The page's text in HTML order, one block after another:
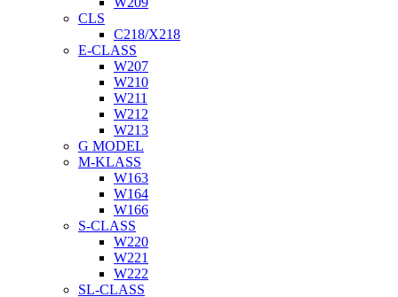
CLS
C218/X218
E-CLASS
W207
W210
W211
W212
W213
G MODEL
M-KLASS
W163
W164
W166
S-CLASS
W220
W221
W222
SL-CLASS